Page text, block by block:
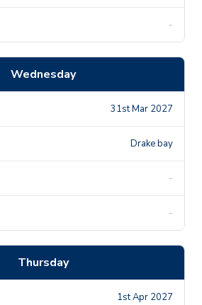
-
Wednesday
31st Mar 2027
Drake bay
-
-
Thursday
1st Apr 2027